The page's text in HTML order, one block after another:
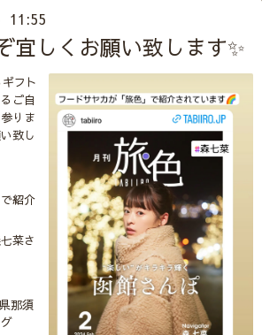
11:55
宜しくお願い致します✨
フト
ご自
りま
致し
紹介
菜さ
那須